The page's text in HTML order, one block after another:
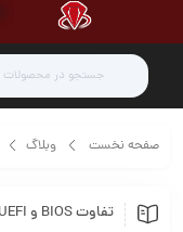
صفحه نخست وبلاگ
تفاوت BIOS و UEFI در لپ‌تاپ